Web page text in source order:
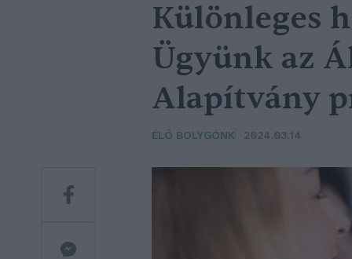
Különleges
Ügyünk az
Alapítvány
ÉLŐ BOLYGÓNK 2024.03.14